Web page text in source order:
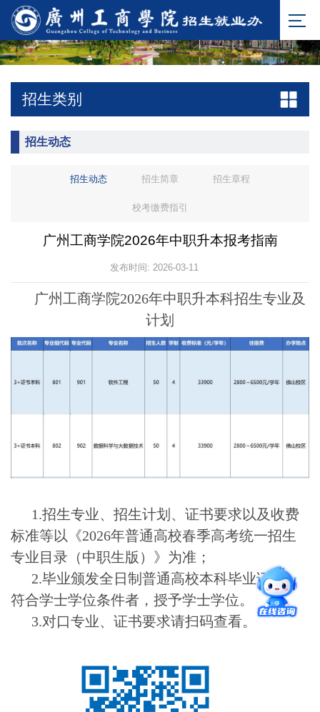
招生类别
招生动态
招生动态 招生简章 招生章程
校考缴费指引
广州工商学院2026年中职升本报考指南
发布时间: 2026-03-11
广州工商学院2026年中职升本科招生专业及
计划
1.招生专业、招生计划、证书要求以及收费
标准等以《2026年普通高校春季高考统一招生
专业目录（中职生版）》为准；
2.毕业颁发全日制普通高校本科毕业证书，
符合学士学位条件者，授予学士学位。
3.对口专业、证书要求请扫码查看。